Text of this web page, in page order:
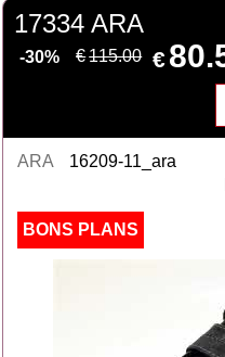
17334 ARA
-30% €115.00 €
ARA
16209-11_ara
BONS PLANS